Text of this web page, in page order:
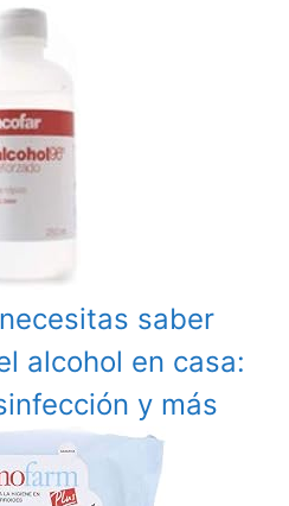
saber
alcohol en casa:
y más